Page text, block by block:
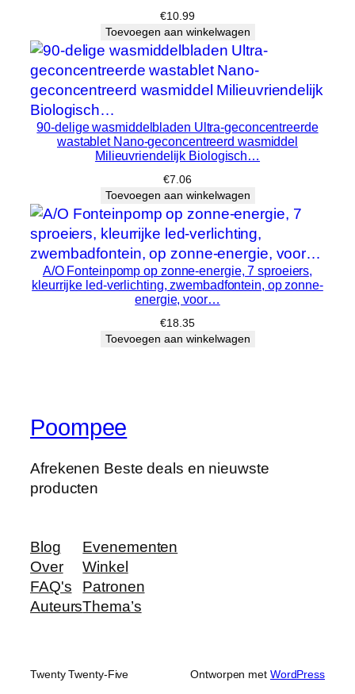
€10.99
Toevoegen aan winkelwagen
90-delige wasmiddelbladen Ultra-geconcentreerde
wastablet Nano-geconcentreerd wasmiddel
Milieuvriendelijk Biologisch…
€7.06
Toevoegen aan winkelwagen
A/O Fonteinpomp op zonne-energie, 7 sproeiers,
kleurrijke led-verlichting, zwembadfontein, op zonne-
energie, voor…
€18.35
Toevoegen aan winkelwagen
Poompee
Afrekenen Beste deals en nieuwste
producten
Blog
Over
FAQ's
Auteurs
Evenementen
Winkel
Patronen
Thema’s
Twenty Twenty-Five Ontworpen met WordPress